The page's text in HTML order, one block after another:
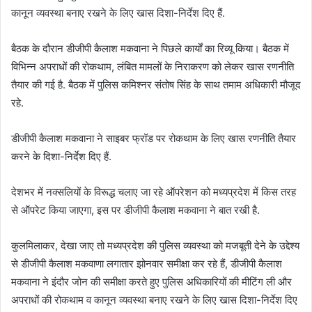
कानून व्यवस्था बनाए रखने के लिए खास दिशा-निर्देश दिए हैं.
बैठक के दौरान डीजीपी कैलाश मकवाना ने पिछले कार्यों का रिव्यू किया। बैठक में
विभिन्न अपराधों की रोकथाम, लंबित मामलों के निराकरण को लेकर खास रणनीति
तैयार की गई है. बैठक में पुलिस कमिश्नर संतोष सिंह के साथ तमाम अधिकारी मौजूद
रहे.
डीजीपी कैलाश मकवाना ने साइबर फ्रॉड पर रोकथाम के लिए खास रणनीति तैयार
करने के दिशा-निर्देश दिए हैं.
देशभर में नक्सलियों के विरूद्ध चलाए जा रहे ऑपरेशन को मध्यप्रदेश में किस तरह
से ऑपरेट किया जाएगा, इस पर डीजीपी कैलाश मकवाना ने बात रखी है.
कुलमिलाकर, देखा जाए तो मध्यप्रदेश की पुलिस व्यवस्था को मजबूती देने के उद्देश्य
से डीजीपी कैलाश मकवाणा लगातार झोनवार समीक्षा कर रहे हैं, डीजीपी कैलाश
मकवाना ने इंदौर जोन की समीक्षा करते हुए पुलिस अधिकारियों की मीटिंग ली और
अपराधों की रोकथाम व कानून व्यवस्था बनाए रखने के लिए खास दिशा-निर्देश दिए